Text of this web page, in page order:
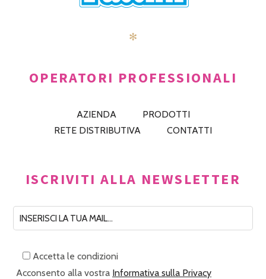
✻
OPERATORI PROFESSIONALI
AZIENDA
PRODOTTI
RETE DISTRIBUTIVA
CONTATTI
ISCRIVITI ALLA NEWSLETTER
Accetta le condizioni
Acconsento alla vostra Informativa sulla Privacy